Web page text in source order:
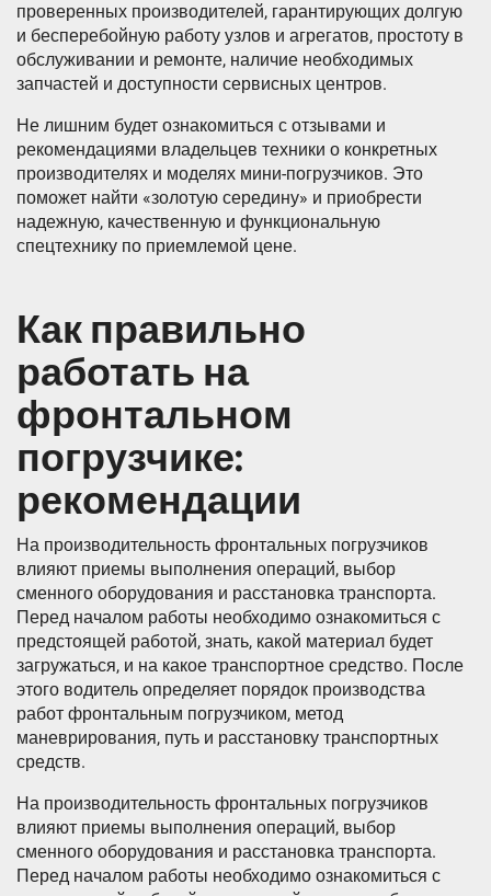
проверенных производителей, гарантирующих долгую
и бесперебойную работу узлов и агрегатов, простоту в
обслуживании и ремонте, наличие необходимых
запчастей и доступности сервисных центров.
Не лишним будет ознакомиться с отзывами и
рекомендациями владельцев техники о конкретных
производителях и моделях мини-погрузчиков. Это
поможет найти «золотую середину» и приобрести
надежную, качественную и функциональную
спецтехнику по приемлемой цене.
Как правильно
работать на
фронтальном
погрузчике:
рекомендации
На производительность фронтальных погрузчиков
влияют приемы выполнения операций, выбор
сменного оборудования и расстановка транспорта.
Перед началом работы необходимо ознакомиться с
предстоящей работой, знать, какой материал будет
загружаться, и на какое транспортное средство. После
этого водитель определяет порядок производства
работ фронтальным погрузчиком, метод
маневрирования, путь и расстановку транспортных
средств.
На производительность фронтальных погрузчиков
влияют приемы выполнения операций, выбор
сменного оборудования и расстановка транспорта.
Перед началом работы необходимо ознакомиться с